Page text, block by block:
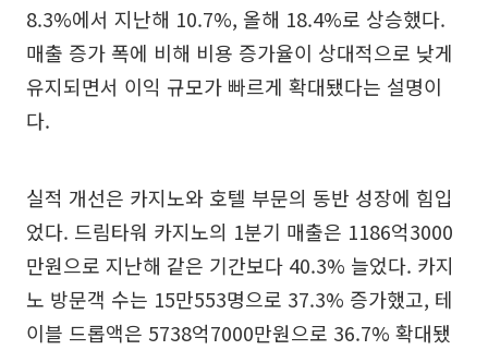
8.3%에서 지난해 10.7%, 올해 18.4%로 상승했다.
매출 증가 폭에 비해 비용 증가율이 상대적으로 낮게
유지되면서 이익 규모가 빠르게 확대됐다는 설명이
다.
실적 개선은 카지노와 호텔 부문의 동반 성장에 힘입
었다. 드림타워 카지노의 1분기 매출은 1186억3000
만원으로 지난해 같은 기간보다 40.3% 늘었다. 카지
노 방문객 수는 15만553명으로 37.3% 증가했고, 테
이블 드롭액은 5738억7000만원으로 36.7% 확대됐